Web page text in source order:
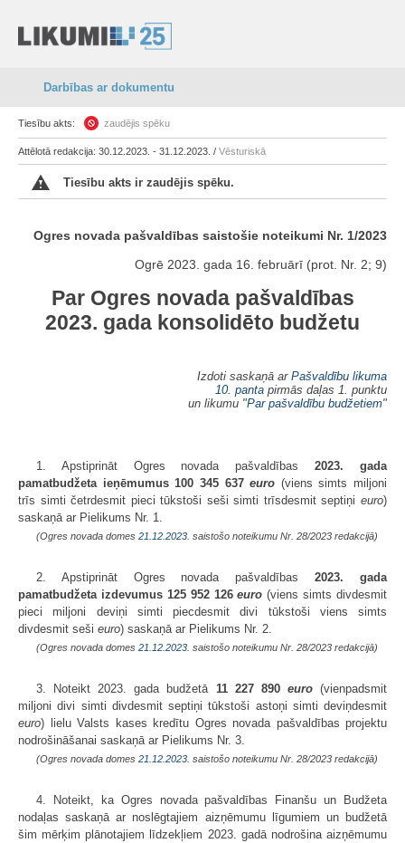
Darbības ar dokumentu
Tiesību akts: zaudējis spēku
Attēlotā redakcija: 30.12.2023. - 31.12.2023. / Vēsturiskā
Tiesību akts ir zaudējis spēku.
Ogres novada pašvaldības saistošie noteikumi Nr. 1/2023
Ogrē 2023. gada 16. februārī (prot. Nr. 2; 9)
Par Ogres novada pašvaldības
2023. gada konsolidēto budžetu
Izdoti saskaņā ar Pašvaldību likuma
10. panta pirmās daļas 1. punktu
un likumu "Par pašvaldību budžetiem"
1. Apstiprināt Ogres novada pašvaldības2023. gada
pamatbudžeta ieņēmumus 100 345 637euro (viens simts miljoni
trīs simti četrdesmit pieci tūkstoši seši simti trīsdesmit septiņi euro)
saskaņā ar Pielikums Nr. 1.
(Ogres novada domes 21.12.2023. saistošo noteikumu Nr. 28/2023 redakcijā)
2. Apstiprināt Ogres novada pašvaldības2023. gada
pamatbudžeta izdevumus 125 952 126euro (viens simts divdesmit
pieci miljoni deviņi simti piecdesmit divi tūkstoši viens simts
divdesmit seši euro) saskaņā ar Pielikums Nr. 2.
(Ogres novada domes 21.12.2023. saistošo noteikumu Nr. 28/2023 redakcijā)
3. Noteikt 2023. gada budžetā 11 227 890 euro(vienpadsmit
miljoni divi simti divdesmit septiņi tūkstoši astoņi simti deviņdesmit
euro) lielu Valsts kases kredītu Ogres novada pašvaldības projektu
nodrošināšanai saskaņā ar Pielikums Nr. 3.
(Ogres novada domes 21.12.2023. saistošo noteikumu Nr. 28/2023 redakcijā)
4. Noteikt, ka Ogres novada pašvaldības Finanšu un Budžeta
nodaļas saskaņā ar noslēgtajiem aizņēmumu līgumiem un budžetā
šim mērķim plānotajiem līdzekļiem 2023. gadā nodrošina aizņēmumu